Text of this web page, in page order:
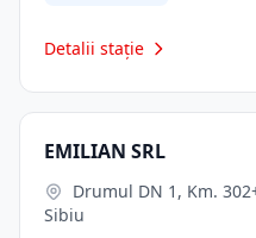
Detalii stație
EMILIAN SRL
Sibiu